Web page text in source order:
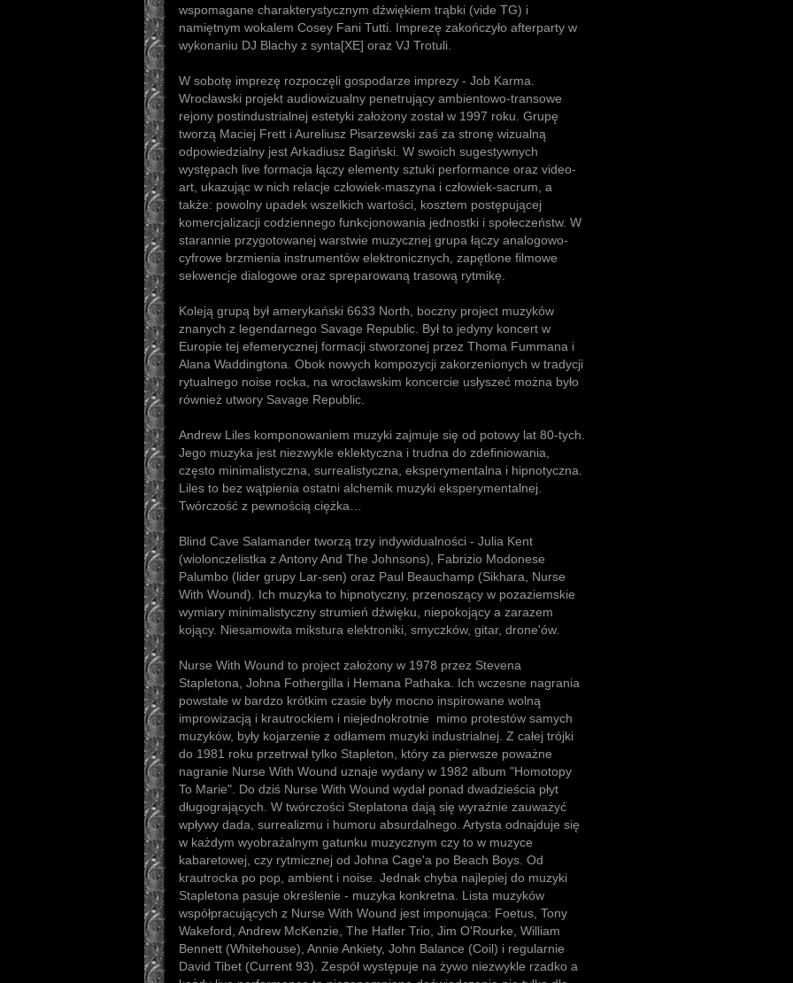
wspomagane charakterystycznym dźwiękiem trąbki (vide TG) i
namiętnym wokalem Cosey Fani Tutti. Imprezę zakończyło afterparty w
wykonaniu DJ Blachy z synta[XE] oraz VJ Trotuli.
W sobotę imprezę rozpoczęli gospodarze imprezy - Job Karma.
Wrocławski projekt audiowizualny penetrujący ambientowo-transowe
rejony postindustrialnej estetyki założony został w 1997 roku. Grupę
tworzą Maciej Frett i Aureliusz Pisarzewski zaś za stronę wizualną
odpowiedzialny jest Arkadiusz Bagiński. W swoich sugestywnych
występach live formacja łączy elementy sztuki performance oraz video-
art, ukazując w nich relacje człowiek-maszyna i człowiek-sacrum, a
także: powolny upadek wszelkich wartości, kosztem postępującej
komercjalizacji codziennego funkcjonowania jednostki i społeczeństw. W
starannie przygotowanej warstwie muzycznej grupa łączy analogowo-
cyfrowe brzmienia instrumentów elektronicznych, zapętlone filmowe
sekwencje dialogowe oraz spreparowaną trasową rytmikę.
Koleją grupą był amerykański 6633 North, boczny project muzyków
znanych z legendarnego Savage Republic. Był to jedyny koncert w
Europie tej efemerycznej formacji stworzonej przez Thoma Fummana i
Alana Waddingtona. Obok nowych kompozycji zakorzenionych w tradycji
rytualnego noise rocka, na wrocławskim koncercie usłyszeć można było
również utwory Savage Republic.
Andrew Liles komponowaniem muzyki zajmuje się od potowy lat 80-tych.
Jego muzyka jest niezwykle eklektyczna i trudna do zdefiniowania,
często minimalistyczna, surrealistyczna, eksperymentalna i hipnotyczna.
Liles to bez wątpienia ostatni alchemik muzyki eksperymentalnej.
Twórczość z pewnością ciężka…
Blind Cave Salamander tworzą trzy indywidualności - Julia Kent
(wiolonczelistka z Antony And The Johnsons), Fabrizio Modonese
Palumbo (lider grupy Lar-sen) oraz Paul Beauchamp (Sikhara, Nurse
With Wound). Ich muzyka to hipnotyczny, przenoszący w pozaziemskie
wymiary minimalistyczny strumień dźwięku, niepokojący a zarazem
kojący. Niesamowita mikstura elektroniki, smyczków, gitar, drone'ów.
Nurse With Wound to project założony w 1978 przez Stevena
Stapletona, Johna Fothergilla i Hemana Pathaka. Ich wczesne nagrania
powstałe w bardzo krótkim czasie były mocno inspirowane wolną
improwizacją i krautrockiem i niejednokrotnie mimo protestów samych
muzyków, były kojarzenie z odłamem muzyki industrialnej. Z całej trójki
do 1981 roku przetrwał tylko Stapleton, który za pierwsze poważne
nagranie Nurse With Wound uznaje wydany w 1982 album "Homotopy
To Marie". Do dziś Nurse With Wound wydał ponad dwadzieścia płyt
długogrających. W twórczości Steplatona dają się wyraźnie zauważyć
wpływy dada, surrealizmu i humoru absurdalnego. Artysta odnajduje się
w każdym wyobrażalnym gatunku muzycznym czy to w muzyce
kabaretowej, czy rytmicznej od Johna Cage'a po Beach Boys. Od
krautrocka po pop, ambient i noise. Jednak chyba najlepiej do muzyki
Stapletona pasuje określenie - muzyka konkretna. Lista muzyków
współpracujących z Nurse With Wound jest imponująca: Foetus, Tony
Wakeford, Andrew McKenzie, The Hafler Trio, Jim O'Rourke, William
Bennett (Whitehouse), Annie Ankiety, John Balance (Coil) i regularnie
David Tibet (Current 93). Zespół występuje na żywo niezwykle rzadko a